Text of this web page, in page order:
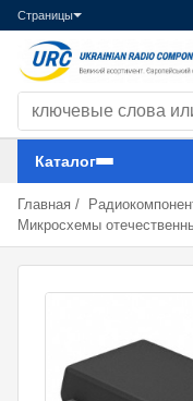
Страницы
Каталог
Главная /
Микросхемы